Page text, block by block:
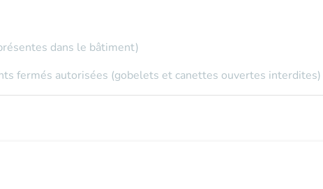
dans le bâtiment)
fermés autorisées (gobelets et canettes ouvertes interdites)